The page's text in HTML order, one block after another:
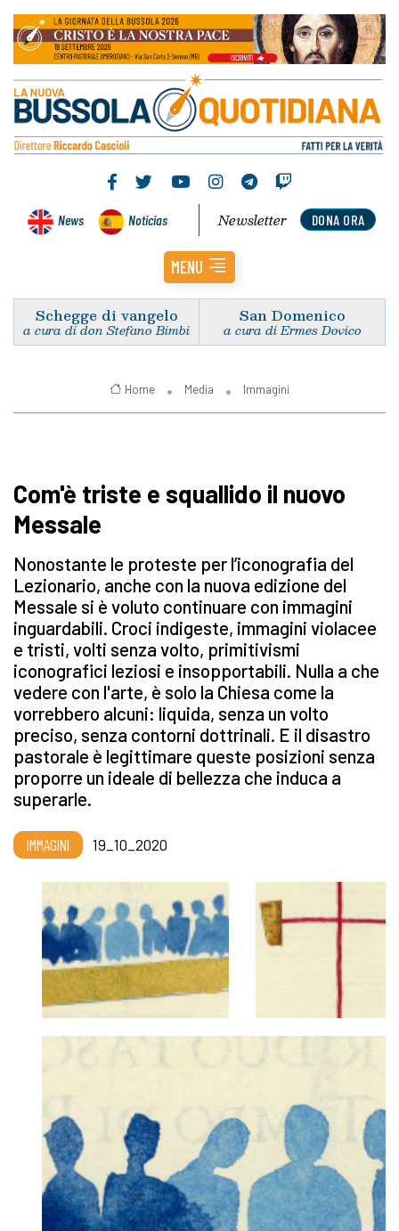
News Noticias DONA ORA
Newsletter
MENU
Schegge di vangelo
a cura di don Stefano Bimbi
San Domenico
a cura di Ermes Dovico
Home Media Immagini
Com'è triste e squallido il nuovo
Messale
Nonostante le proteste per l’iconografia del
Lezionario, anche con la nuova edizione del
Messale si è voluto continuare con immagini
inguardabili. Croci indigeste, immagini violacee
e tristi, volti senza volto, primitivismi
iconografici leziosi e insopportabili. Nulla a che
vedere con l'arte, è solo la Chiesa come la
vorrebbero alcuni: liquida, senza un volto
preciso, senza contorni dottrinali. E il disastro
pastorale è legittimare queste posizioni senza
proporre un ideale di bellezza che induca a
superarle.
IMMAGINI 19_10_2020